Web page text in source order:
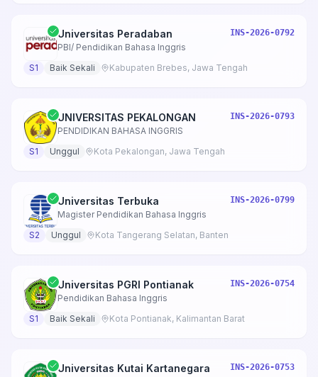
Universitas Peradaban
PBI/ Pendidikan Bahasa Inggris
INS-2026-0792
S1 Baik Sekali Kabupaten Brebes, Jawa Tengah
UNIVERSITAS PEKALONGAN
PENDIDIKAN BAHASA INGGRIS
INS-2026-0793
S1 Unggul Kota Pekalongan, Jawa Tengah
Universitas Terbuka
Magister Pendidikan Bahasa Inggris
INS-2026-0799
S2 Unggul Kota Tangerang Selatan, Banten
Universitas PGRI Pontianak
Pendidikan Bahasa Inggris
INS-2026-0754
S1 Baik Sekali Kota Pontianak, Kalimantan Barat
Universitas Kutai Kartanegara
INS-2026-0753